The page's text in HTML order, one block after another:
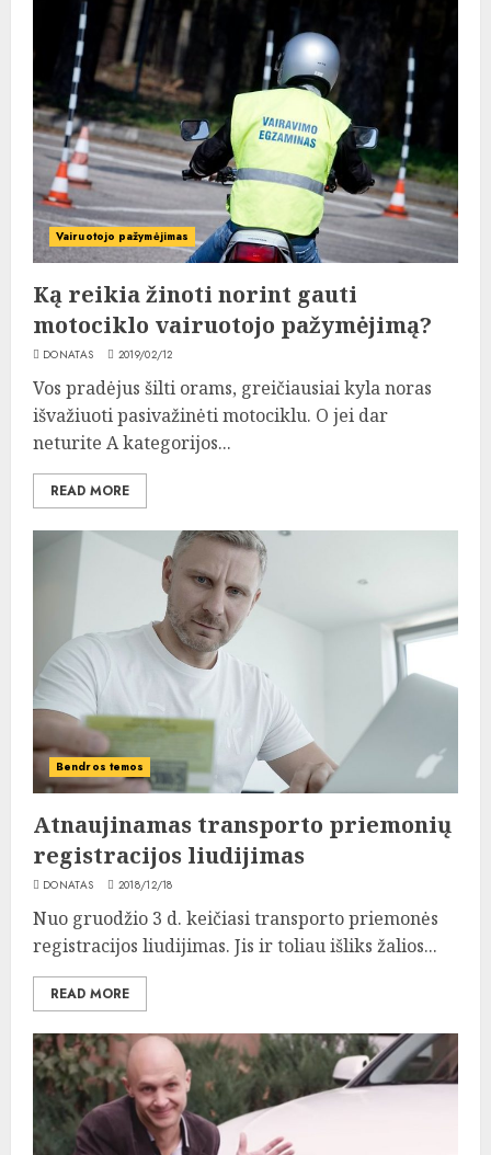
Vairuotojo pažymėjimas
Ką reikia žinoti norint gauti
motociklo vairuotojo pažymėjimą?
DONATAS 2019/02/12
Vos pradėjus šilti orams, greičiausiai kyla noras
išvažiuoti pasivažinėti motociklu. O jei dar
neturite A kategorijos...
READ MORE
Bendros temos
Atnaujinamas transporto priemonių
registracijos liudijimas
DONATAS 2018/12/18
Nuo gruodžio 3 d. keičiasi transporto priemonės
registracijos liudijimas. Jis ir toliau išliks žalios...
READ MORE